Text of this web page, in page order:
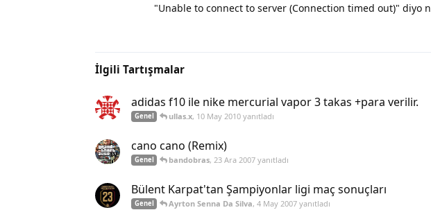
"Unable to connect to server (Connection timed out)" diyo
İlgili Tartışmalar
adidas f10 ile nike mercurial vapor 3 takas +para verilir.
Genel ullas.x, 10 May 2010 yanıtladı
cano cano (Remix)
Genel bandobras,23 Ara 2007 yanıtladı
Bülent Karpat'tan Şampiyonlar ligi maç sonuçları
Genel Ayrton Senna Da Silva,4 May 2007 yanıtladı